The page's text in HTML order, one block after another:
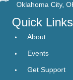
Oklahoma City,
Quick Links
About
Events
Get Support